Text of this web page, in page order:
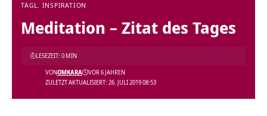
TÄGL. INSPIRATION
Meditation – Zitat des Tages
ZULETZT AKTUALISIERT: 26. JULI 2019 08:53
VONOMKARA VOR 6 JAHREN
LESEZEIT: 0 MIN